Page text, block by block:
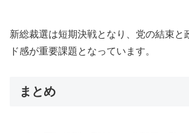
新総裁選は短期決戦となり、党の結束と
ド感が重要課題となっています。
まとめ